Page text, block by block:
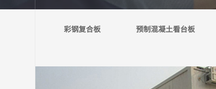
彩钢复合板 预制混凝土看台板